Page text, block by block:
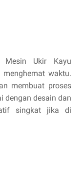
Mesin Ukir Kayu
waktu.
membuat proses
dengan desain dan
singkat jika di